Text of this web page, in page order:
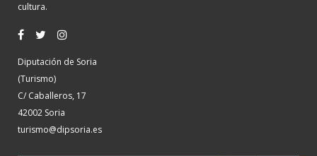
cultura.
Diputación de Soria
(Turismo)
C/ Caballeros, 17
42002 Soria
turismo@dipsoria.es